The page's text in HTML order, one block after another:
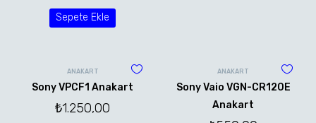
Sepete Ekle
ANAKART
Sony VPCF1 Anakart
₺1.250,00
ANAKART
Sony Vaio VGN-CR120E
Anakart